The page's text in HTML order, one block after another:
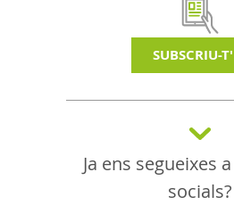
SUBSCRIU-
Ja ens segueixes
socials?